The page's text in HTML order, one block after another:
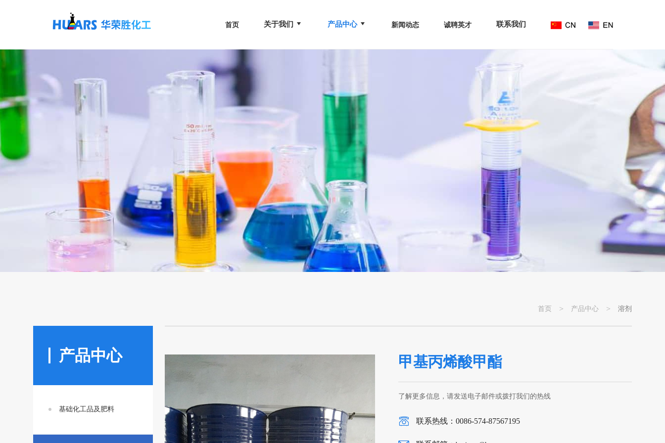
首页 关于我们 产品中心 新闻动态 诚聘英才 联系我们
产品中心
基础化工品及肥料
首页 > 产品中心 > 溶剂
甲基丙烯酸甲酯
了解更多信息，请发送电子邮件或拨打我们的热线
联系热线：0086-574-87567195